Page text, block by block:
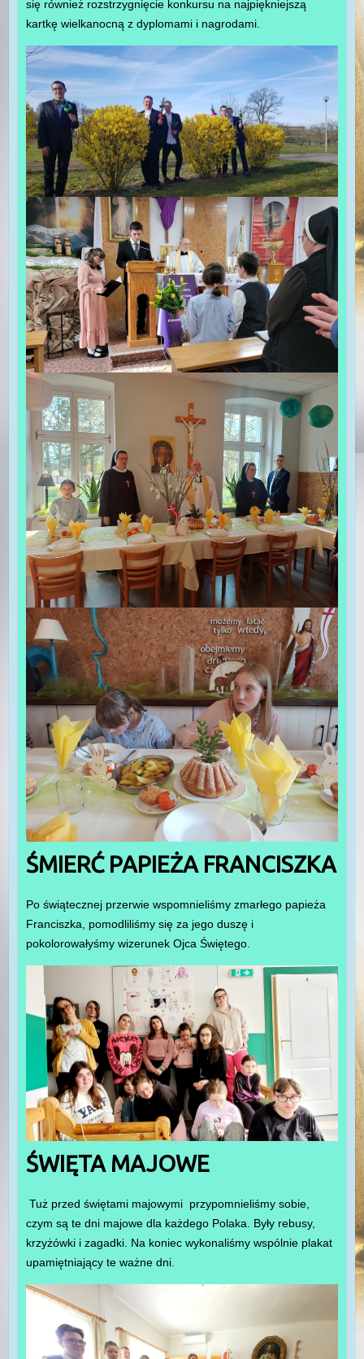
się również rozstrzygnięcie konkursu na najpiękniejszą
kartkę wielkanocną z dyplomami i nagrodami.
ŚMIERĆ PAPIEŻA FRANCISZKA
Po świątecznej przerwie wspomnieliśmy zmarłego papieża
Franciszka, pomodliliśmy się za jego duszę i
pokolorowałyśmy wizerunek Ojca Świętego.
ŚWIĘTA MAJOWE
Tuż przed świętami majowymi przypomnieliśmy sobie,
czym są te dni majowe dla każdego Polaka. Były rebusy,
krzyżówki i zagadki. Na koniec wykonaliśmy wspólnie plakat
upamiętniający te ważne dni.